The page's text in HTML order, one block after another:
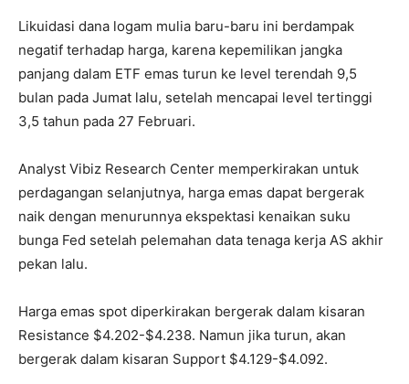
Likuidasi dana logam mulia baru-baru ini berdampak
negatif terhadap harga, karena kepemilikan jangka
panjang dalam ETF emas turun ke level terendah 9,5
bulan pada Jumat lalu, setelah mencapai level tertinggi
3,5 tahun pada 27 Februari.
Analyst Vibiz Research Center memperkirakan untuk
perdagangan selanjutnya, harga emas dapat bergerak
naik dengan menurunnya ekspektasi kenaikan suku
bunga Fed setelah pelemahan data tenaga kerja AS akhir
pekan lalu.
Harga emas spot diperkirakan bergerak dalam kisaran
Resistance $4.202-$4.238. Namun jika turun, akan
bergerak dalam kisaran Support $4.129-$4.092.